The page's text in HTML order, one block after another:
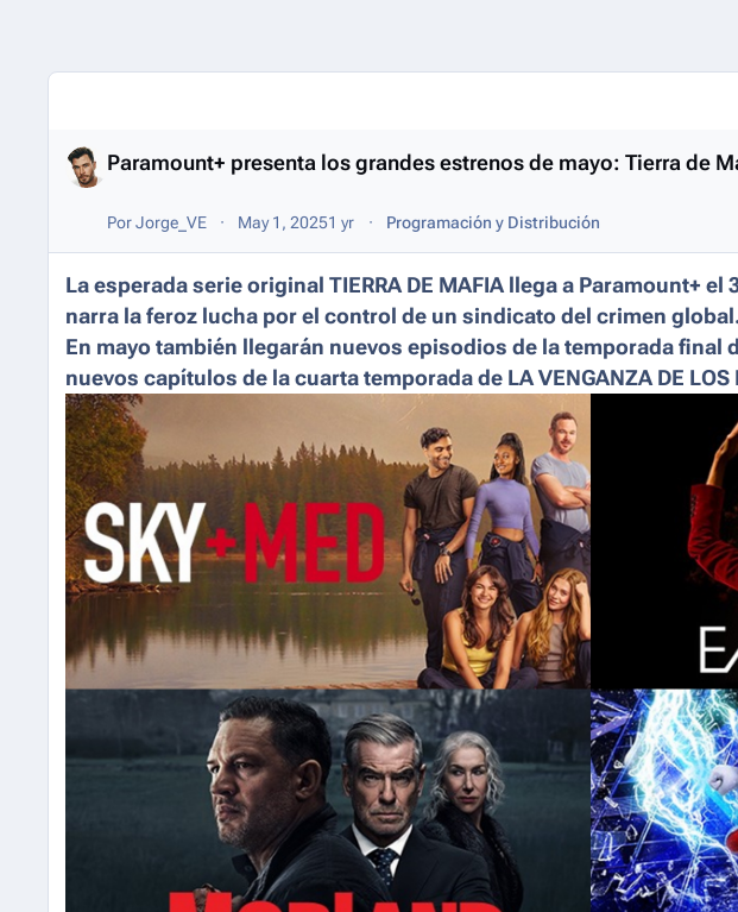
Entries in this blog
Paramount+ presenta los grandes estrenos de mayo: Tierra de
PorJorge_VE May 1, 20251 yr Programación y Distribución
La esperada serie original TIERRA DE MAFIA llega a Paramount+
narra la feroz lucha por el control de un sindicato del crimen
En mayo también llegarán nuevos episodios de la temporada final
nuevos capítulos de la cuarta temporada de LA VENGANZA DE LOS